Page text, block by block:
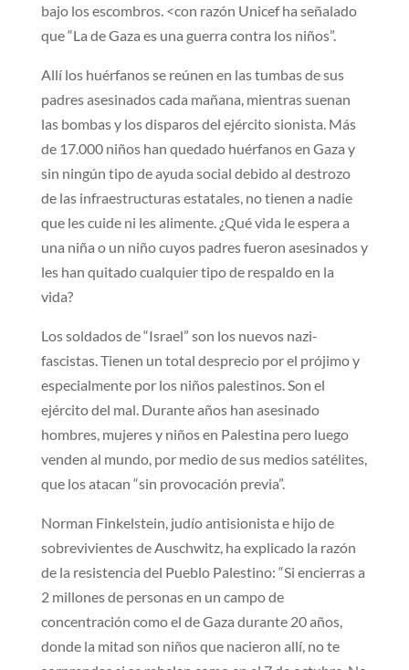
bajo los escombros. <con razón Unicef ha señalado
que “La de Gaza es una guerra contra los niños”.
Allí los huérfanos se reúnen en las tumbas de sus
padres asesinados cada mañana, mientras suenan
las bombas y los disparos del ejército sionista. Más
de 17.000 niños han quedado huérfanos en Gaza y
sin ningún tipo de ayuda social debido al destrozo
de las infraestructuras estatales, no tienen a nadie
que les cuide ni les alimente. ¿Qué vida le espera a
una niña o un niño cuyos padres fueron asesinados y
les han quitado cualquier tipo de respaldo en la
vida?
Los soldados de “Israel” son los nuevos nazi-
fascistas. Tienen un total desprecio por el prójimo y
especialmente por los niños palestinos. Son el
ejército del mal. Durante años han asesinado
hombres, mujeres y niños en Palestina pero luego
venden al mundo, por medio de sus medios satélites,
que los atacan “sin provocación previa”.
Norman Finkelstein, judío antisionista e hijo de
sobrevivientes de Auschwitz, ha explicado la razón
de la resistencia del Pueblo Palestino: “Si encierras a
2 millones de personas en un campo de
concentración como el de Gaza durante 20 años,
donde la mitad son niños que nacieron allí, no te